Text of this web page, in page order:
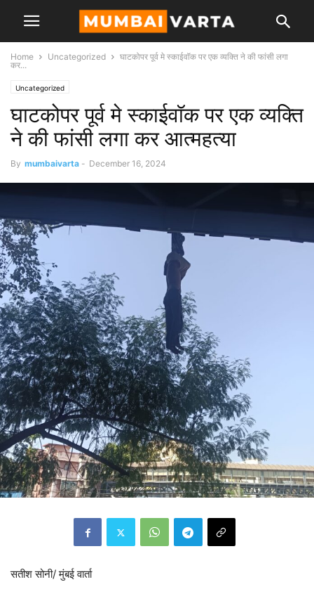
Home Uncategorized
घाटकोपर पूर्व मे स्काईवॉक पर एक व्यक्ति ने की फांसी लगा
कर...
Uncategorized
घाटकोपर पूर्व मे स्काईवॉक पर एक व्यक्ति
ने की फांसी लगा कर आत्महत्या
By mumbaivarta - December 16, 2024
सतीश सोनी/ मुंबई वार्ता